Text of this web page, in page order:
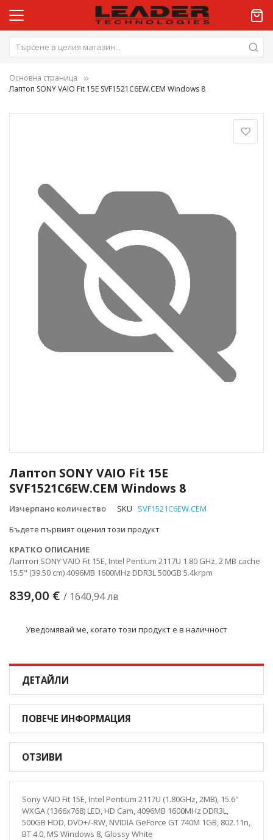
Основна страница
Лаптоп SONY VAIO Fit 15E SVF1521C6EW.CEM Windows 8
Лаптоп SONY VAIO Fit 15E
SVF1521C6EW.CEM Windows 8
Изчерпано количество SKU
SVF1521C6EW.CEM
Бъдете първият оценил този продукт
КРАТКО ОПИСАНИЕ
Лаптоп SONY VAIO Fit 15E, Intel Pentium 2117U 1.80 GHz, 2 MB cache
15.5" (39.50 cm) 4096MB 1600MHz DDR3L 500GB 5.4krpm
839,00 € / 1640,94 лв
Уведомявай ме, когато този продукт е в наличност
изображенията
към
началото
на
галерия
снимки
ДЕТАЙЛИ
ПОВЕЧЕ ИНФОРМАЦИЯ
ОТЗИВИ
Sony VAIO Fit 15E, Intel Pentium 2117U (1.80GHz, 2MB), 15.6"
WXGA (1366x768) LED, HD Cam, 4096MB 1600MHz DDR3L,
500GB HDD, DVD+/-RW, NVIDIA GeForce GT 740M 1GB, 802.11n,
BT 4.0, MS Windows 8, Glossy White